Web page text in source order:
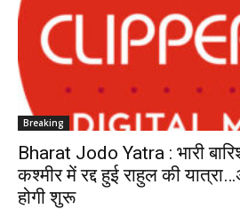
Breaking
Bharat Jodo Yatra : भारी
कश्मीर में रद्द हुई राहुल की
होगी शुरू